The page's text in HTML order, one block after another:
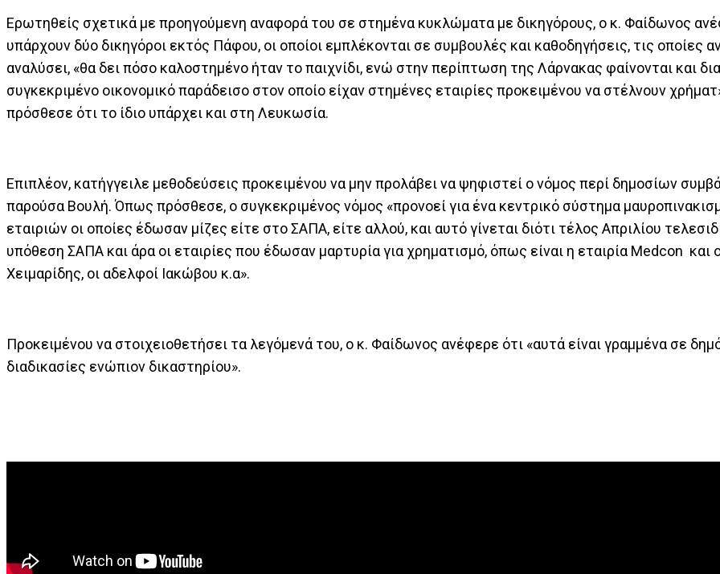
Ερωτηθείς σχετικά με προηγούμενη αναφορά του σε στημένα κυκλώματα με δικηγόρους, ο κ. Φαίδωνος
υπάρχουν δύο δικηγόροι εκτός Πάφου, οι οποίοι εμπλέκονται σε συμβουλές και καθοδηγήσεις, τις οποίες
αναλύσει, «θα δει πόσο καλοστημένο ήταν το παιχνίδι, ενώ στην περίπτωση της Λάρνακας φαίνονται και
συγκεκριμένο οικονομικό παράδεισο στον οποίο είχαν στημένες εταιρίες προκειμένου να στέλνουν
πρόσθεσε ότι το ίδιο υπάρχει και στη Λευκωσία.
Επιπλέον, κατήγγειλε μεθοδεύσεις προκειμένου να μην προλάβει να ψηφιστεί ο νόμος περί δημοσίων
παρούσα Βουλή. Όπως πρόσθεσε, ο συγκεκριμένος νόμος «προνοεί για ένα κεντρικό σύστημα
εταιριών οι οποίες έδωσαν μίζες είτε στο ΣΑΠΑ, είτε αλλού, και αυτό γίνεται διότι τέλος Απριλίου
υπόθεση ΣΑΠΑ και άρα οι εταιρίες που έδωσαν μαρτυρία για χρηματισμό, όπως είναι η εταιρία Μedcon και
Χειμαρίδης, οι αδελφοί Ιακώβου κ.α».
Προκειμένου να στοιχειοθετήσει τα λεγόμενά του, ο κ. Φαίδωνος ανέφερε ότι «αυτά είναι γραμμένα σε
διαδικασίες ενώπιον δικαστηρίου».